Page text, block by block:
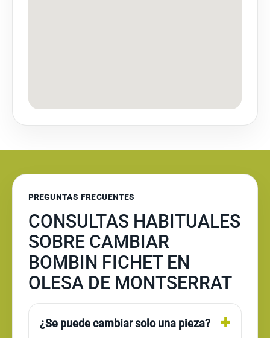
PREGUNTAS FRECUENTES
CONSULTAS HABITUALES
SOBRE CAMBIAR
BOMBIN FICHET EN
OLESA DE MONTSERRAT
¿Se puede cambiar solo una pieza?